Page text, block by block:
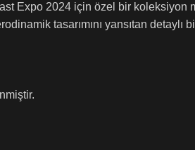
Expo 2024 için özel bir koleksiyon
tasarımını yansıtan detaylı